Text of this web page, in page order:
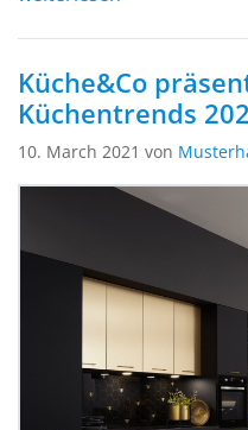
Küche&Co
Küchentrends
10. March 2021 von